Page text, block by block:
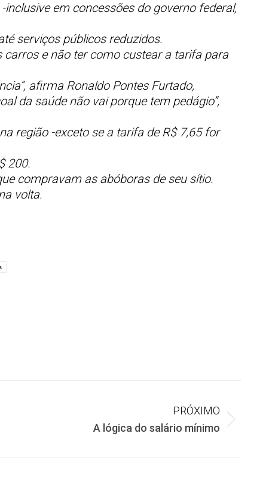
em concessões do governo federal,
serviços públicos reduzidos.
carros e não ter como custear a tarifa para
afirma Ronaldo Pontes Furtado,
da saúde não vai porque tem pedágio”,
região -exceto se a tarifa de R$ 7,65 for
200.
compravam as abóboras de seu sítio.
volta.
PRÓXIMO
A lógica do salário mínimo